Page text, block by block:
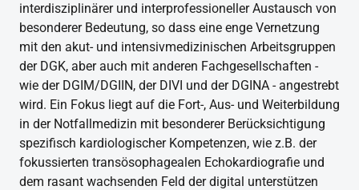
interdisziplinärer und interprofessioneller Austausch von
besonderer Bedeutung, so dass eine enge Vernetzung
mit den akut- und intensivmedizinischen Arbeitsgruppen
der DGK, aber auch mit anderen Fachgesellschaften -
wie der DGIM/DGIIN, der DIVI und der DGINA - angestrebt
wird. Ein Fokus liegt auf die Fort-, Aus- und Weiterbildung
in der Notfallmedizin mit besonderer Berücksichtigung
spezifisch kardiologischer Kompetenzen, wie z.B. der
fokussierten transösophagealen Echokardiografie und
dem rasant wachsenden Feld der digital unterstützen